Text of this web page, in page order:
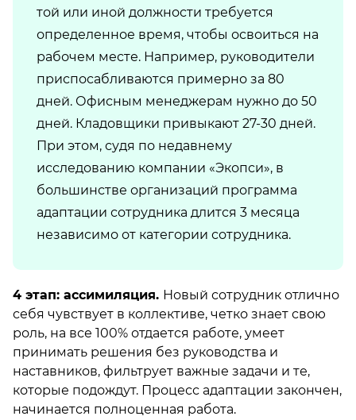
той или иной должности требуется
определенное время, чтобы освоиться на
рабочем месте. Например, руководители
приспосабливаются примерно за 80
дней. Офисным менеджерам нужно до 50
дней. Кладовщики привыкают 27-30 дней.
При этом, судя по недавнему
исследованию компании «Экопси», в
большинстве организаций программа
адаптации сотрудника длится 3 месяца
независимо от категории сотрудника.
4 этап: ассимиляция. Новый сотрудник отлично
себя чувствует в коллективе, четко знает свою
роль, на все 100% отдается работе, умеет
принимать решения без руководства и
наставников, фильтрует важные задачи и те,
которые подождут. Процесс адаптации закончен,
начинается полноценная работа.